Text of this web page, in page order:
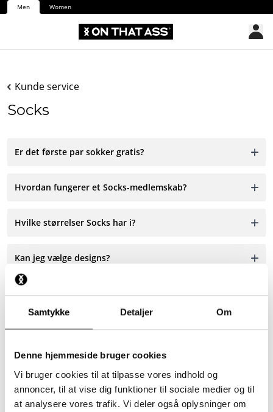
Samtykke Detaljer Om
Denne hjemmeside bruger cookies
Vi bruger cookies til at tilpasse vores indhold og
annoncer, til at vise dig funktioner til sociale medier og til
at analysere vores trafik. Vi deler også oplysninger om
Men Women
Kunde service
Socks
Er det første par sokker gratis?
Hvordan fungerer et Socks-medlemskab?
Hvilke størrelser Socks har i?
Kan jeg vælge designs?
Hvilken slags materiale er Socks lavet af?
Hvad er den bedste måde at vaske mine Socks på?